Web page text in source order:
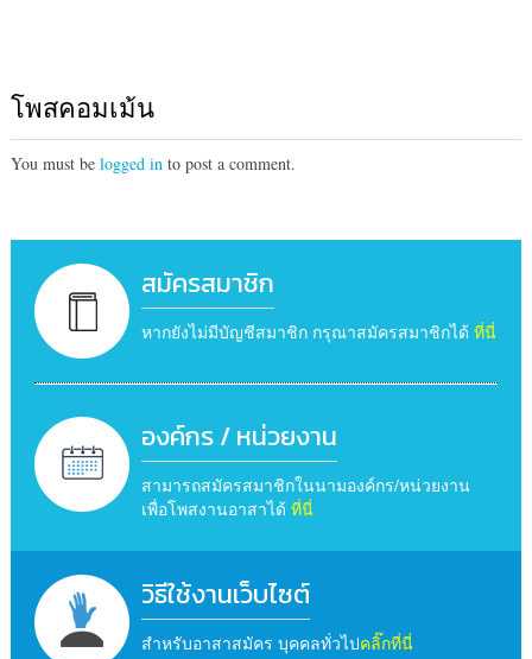
โพสคอมเม้น
You must be logged into post a comment.
สมัครสมาชิก
หากยังไม่มีบัญชีสมาชิก กรุณาสมัครสมาชิกได้ ที่นี่
องค์กร / หน่วยงาน
สามารถสมัครสมาชิกในนามองค์กร/หน่วยงาน
เพื่อโพสงานอาสาได้ ที่นี่
วิธีใช้งานเว็บไซต์
สำหรับอาสาสมัคร บุคคลทั่วไปคลิ๊กที่นี่